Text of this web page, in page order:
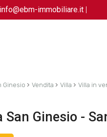
info@ebm-immobiliare.it |
Ginesio › Vendita › Villa › Villa in
Ginesio -